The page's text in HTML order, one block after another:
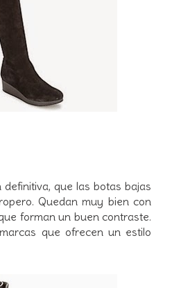
que las botas bajas
Quedan muy bien con
forman un buen contraste.
que ofrecen un estilo